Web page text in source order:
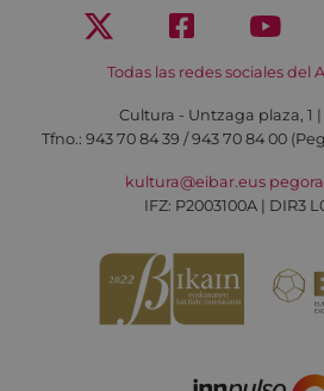
Todas las redes sociales
Cultura - Untzaga plaza, 1
Tfno.: 943 70 84 39 / 943 70 84 00
kultura@eibar.eus
IFZ: P2003100A | DIR3